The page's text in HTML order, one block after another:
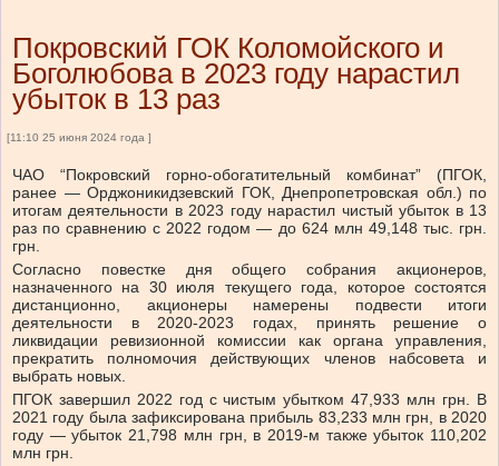
Покровский ГОК Коломойского и
Боголюбова в 2023 году нарастил
убыток в 13 раз
[11:10 25 июня 2024 года ]
ЧАО “Покровский горно-обогатительный комбинат” (ПГОК,
ранее — Орджоникидзевский ГОК, Днепропетровская обл.) по
итогам деятельности в 2023 году нарастил чистый убыток в 13
раз по сравнению с 2022 годом — до 624 млн 49,148 тыс. грн.
грн.
Согласно повестке дня общего собрания акционеров,
назначенного на 30 июля текущего года, которое состоятся
дистанционно, акционеры намерены подвести итоги
деятельности в 2020-2023 годах, принять решение о
ликвидации ревизионной комиссии как органа управления,
прекратить полномочия действующих членов набсовета и
выбрать новых.
ПГОК завершил 2022 год с чистым убытком 47,933 млн грн. В
2021 году была зафиксирована прибыль 83,233 млн грн, в 2020
году — убыток 21,798 млн грн, в 2019-м также убыток 110,202
млн грн.